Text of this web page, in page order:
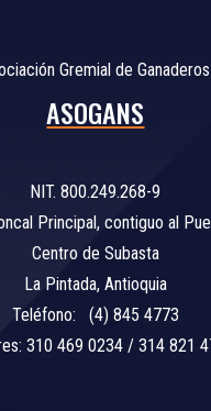
Gremial de Ganaderos
ASOGANS
NIT. 800.249.268-9
Principal, contiguo al
Centro de Subasta
La Pintada, Antioquia
Teléfono: (4) 845 4773
310 469 0234 / 314 821